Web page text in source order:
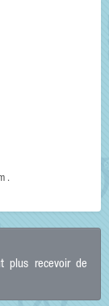
.
plus recevoir de